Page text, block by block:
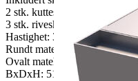
2 stk. kutteskiver 2 og 4 mm.
3 stk. riveskiver: 3, 4 og 7 mm.
Hastighet: 300 o/minutt
Rundt matehull: ø54 mm .
Ovalt matehull: Maks 170x80
BxDxH: 51x28x46cm